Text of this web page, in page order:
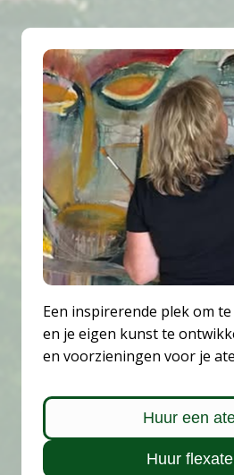
Een inspirerende plek om
en je eigen kunst te
en voorzieningen voor je
Huur een
Huur